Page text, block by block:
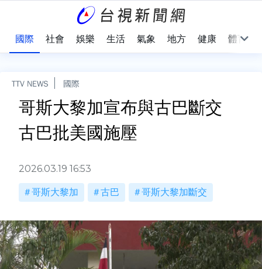
國際 社會 娛樂 生活 氣象 地方 健康 體育
TTV NEWS 國際
哥斯大黎加宣布與古巴斷交
古巴批美國施壓
2026.03.19 16:53
哥斯大黎加 古巴 哥斯大黎加斷交